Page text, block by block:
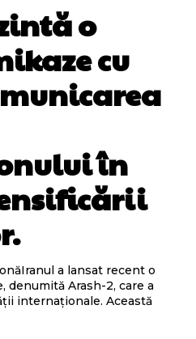
o
cu
în
a lansat recent o
denumită Arash-2, care a
internaționale. Această